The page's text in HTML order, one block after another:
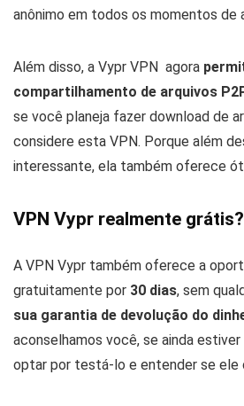
anônimo em todos os momentos de
Além disso, a Vypr VPN agora
compartilhamento de arquivos
se você planeja fazer download de
considere esta VPN. Porque além
interessante, ela também oferece
VPN Vypr realmente grátis?
A VPN Vypr também oferece a
gratuitamente por 30 dias, sem
sua garantia de devolução do
aconselhamos você, se ainda
optar por testá-lo e entender se ele